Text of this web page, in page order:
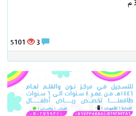
5101